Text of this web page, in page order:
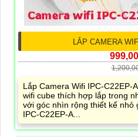
LẮP CAMERA
Lắp Camera Wifi IPC-C22EP-
wifi cube thích hợp lắp trong
với góc nhìn rộng thiết kế nhỏ
IPC-C22EP-A...